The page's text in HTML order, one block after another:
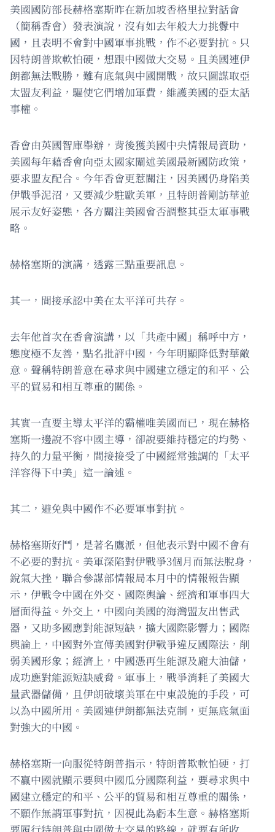
美國國防部長赫格塞斯昨在新加坡香格里拉對話會
（簡稱香會）發表演說，沒有如去年般大力挑釁中
國，且表明不會對中國軍事挑戰，作不必要對抗。只
因特朗普欺軟怕硬，想跟中國做大交易。且美國連伊
朗都無法戰勝，難有底氣與中國開戰，故只圖謀取亞
太盟友利益，驅使它們增加軍費，維護美國的亞太話
事權。
香會由英國智庫舉辦，背後獲美國中央情報局資助，
美國每年藉香會向亞太國家闡述美國最新國防政策，
要求盟友配合。今年香會更惹關注，因美國仍身陷美
伊戰爭泥沼，又要減少駐歐美軍，且特朗普剛訪華並
展示友好姿態，各方關注美國會否調整其亞太軍事戰
略。
赫格塞斯的演講，透露三點重要訊息。
其一，間接承認中美在太平洋可共存。
去年他首次在香會演講，以「共產中國」稱呼中方，
態度極不友善，點名批評中國，今年明顯降低對華敵
意。聲稱特朗普意在尋求與中國建立穩定的和平、公
平的貿易和相互尊重的關係。
其實一直要主導太平洋的霸權唯美國而已，現在赫格
塞斯一邊說不容中國主導，卻說要維持穩定的均勢、
持久的力量平衡，間接接受了中國經常強調的「太平
洋容得下中美」這一論述。
其二，避免與中國作不必要軍事對抗。
赫格塞斯好鬥，是著名鷹派，但他表示對中國不會有
不必要的對抗。美軍深陷對伊戰爭3個月而無法脫身，
銳氣大挫，聯合參謀部情報局本月中的情報報告顯
示，伊戰令中國在外交、國際輿論、經濟和軍事四大
層面得益。外交上，中國向美國的海灣盟友出售武
器，又助多國應對能源短缺，擴大國際影響力；國際
輿論上，中國對外宣傳美國對伊戰爭違反國際法，削
弱美國形象；經濟上，中國憑再生能源及龐大油儲，
成功應對能源短缺威脅。軍事上，戰爭消耗了美國大
量武器儲備，且伊朗破壞美軍在中東設施的手段，可
以為中國所用。美國連伊朗都無法克制，更無底氣面
對強大的中國。
赫格塞斯一向服從特朗普指示，特朗普欺軟怕硬，打
不贏中國就顯示要與中國瓜分國際利益，要尋求與中
國建立穩定的和平、公平的貿易和相互尊重的關係，
不願作無謂軍事對抗，因視此為虧本生意。赫格塞斯